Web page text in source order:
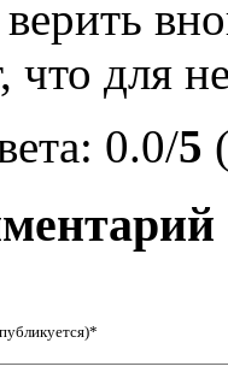
что для
0.0/5